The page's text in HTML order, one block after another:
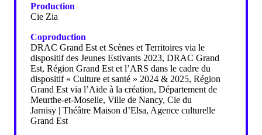
Production
Cie Zia
Coproduction
DRAC Grand Est et Scènes et Territoires via le
dispositif des Jeunes Estivants 2023, DRAC Grand
Est, Région Grand Est et l’ARS dans le cadre du
dispositif « Culture et santé » 2024 & 2025, Région
Grand Est via l’Aide à la création, Département de
Meurthe-et-Moselle, Ville de Nancy, Cie du
Jarnisy | Théâtre Maison d’Elsa, Agence culturelle
Grand Est